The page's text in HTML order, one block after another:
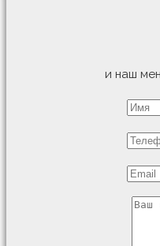
и наш